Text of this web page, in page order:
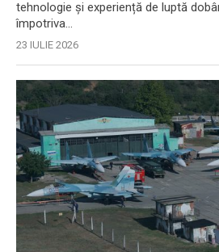
tehnologie și experiență de luptă
împotriva...
23 IULIE 2026